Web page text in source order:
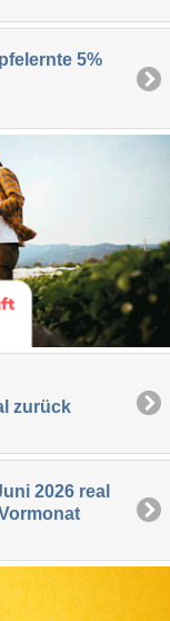
5%
zurück
2026 real